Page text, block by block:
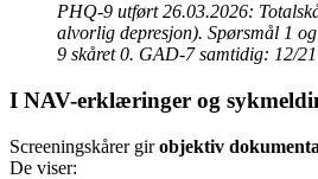
PHQ-9 utført 26.03.2026:
alvorlig depresjon). Spørsmål 1
9 skåret 0. GAD-7 samtidig: 12/
I NAV-erklæringer og
Screeningskårer girobjektiv
De viser: